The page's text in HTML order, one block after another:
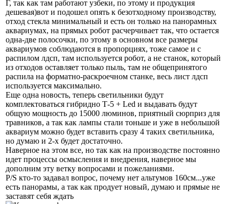
Г, так как там работают узбеки, по этому и продукция
дешевая)вот и подошел опять к безотходному производству,
отход стекла минимальный и есть он только на панорамных
аквариумах, на прямых робот расчерчивает так, что остается
одна-две полосочки, по этому в основном все размеры
аквариумов соблюдаются в пропорциях, тоже самое и с
распилом лдсп, там используется робот, а не станок, который
из отходов оставляет только пыль, там не общепринятого
распила на форматно-раскроечном станке, весь лист лдсп
используется максимально.
Еще одна новость, теперь светильники будут
комплектоваться гибридно Т-5 + Led и выдавать будут
общую мощность до 15000 люминов, приятный сюрприз для
травников, а так как лампы стали тоньше и уже в небольшой
аквариум можно будет вставить сразу 4 таких светильника,
но думаю и 2-х будет достаточно.
Наверное на этом все, но так как на производстве постоянно
идет процессы осмысления и внедрения, наверное мы
дополним эту ветку вопросами и пожеланиями.
P/S кто-то задавал вопрос, почему нет альтумов 160см...уже
есть панорамы, а так как продует новый, думаю и прямые не
заставят себя ждать